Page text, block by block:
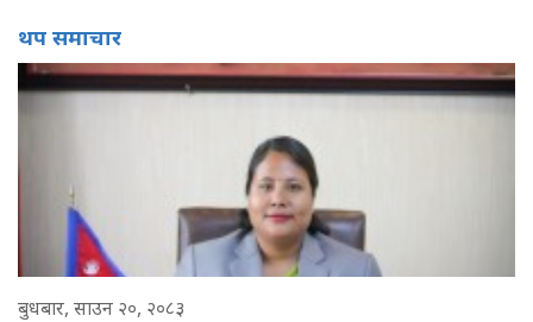
थप समाचार
बुधबार, साउन २०, २०८३